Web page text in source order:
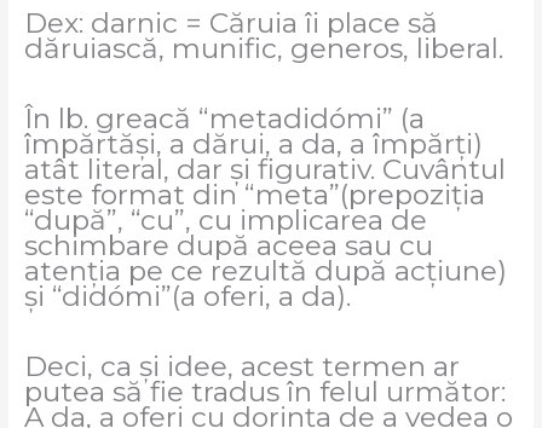
Dex: darnic = Căruia îi place să
dăruiască, munific, generos, liberal.
În lb. greacă “metadidómi” (a
împărtăși, a dărui, a da, a împărți)
atât literal, dar și figurativ. Cuvântul
este format din “meta”(prepoziția
“după”, “cu”, cu implicarea de
schimbare după aceea sau cu
atenția pe ce rezultă după acțiune)
și “didómi”(a oferi, a da).
Deci, ca și idee, acest termen ar
putea să fie tradus în felul următor:
A da, a oferi cu dorința de a vedea o